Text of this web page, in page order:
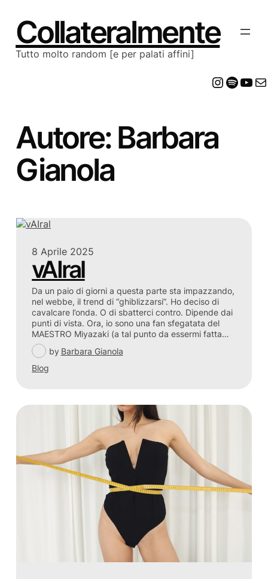
contenuto
Collateralmente
Tutto molto random [e per palati affini]
Autore:Barbara
Gianola
8 Aprile 2025
vAIral
Da un paio di giorni a questa parte sta impazzando,
nel webbe, il trend di “ghiblizzarsi”. Ho deciso di
cavalcare l’onda. O di sbatterci contro. Dipende dai
punti di vista. Ora, io sono una fan sfegatata del
MAESTRO Miyazaki (a tal punto da essermi fatta…
by Barbara Gianola
Blog